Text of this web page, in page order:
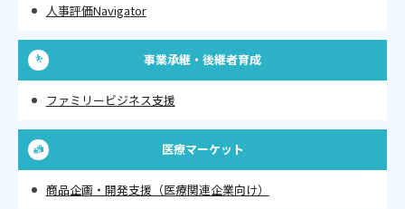
人事評価Navigator
事業承継・後継者育成
ファミリービジネス支援
医療マーケット
商品企画・開発支援（医療関連企業向け）